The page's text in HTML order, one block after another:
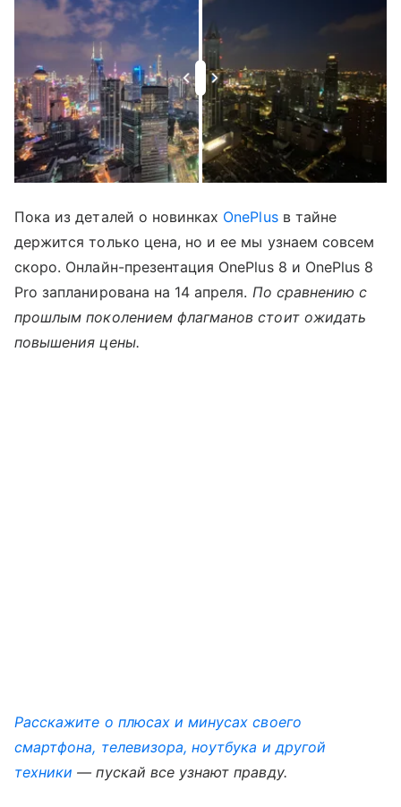
Пока из деталей о новинках OnePlusв тайне
держится только цена, но и ее мы узнаем совсем
скоро. Онлайн-презентация OnePlus 8 и OnePlus 8
Pro запланирована на 14 апреля. По сравнению с
прошлым поколением флагманов стоит ожидать
повышения цены.
Расскажите о плюсах и минусах своего
смартфона, телевизора, ноутбука и другой
техники — пускай все узнают правду.